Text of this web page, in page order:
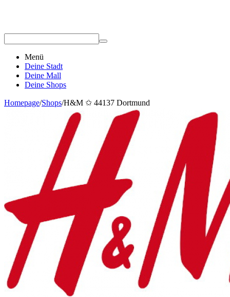
Menü
Deine Stadt
Deine Mall
Deine Shops
Homepage/Shops/H&M ✩ 44137 Dortmund